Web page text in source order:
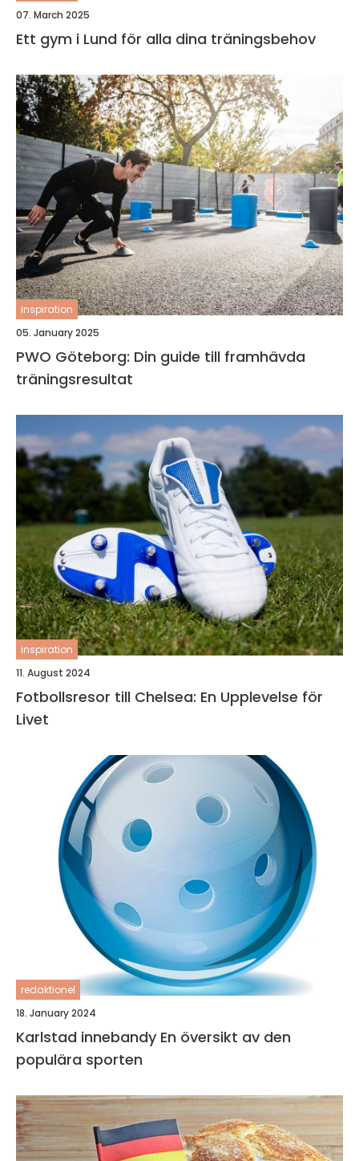
07. March 2025
Ett gym i Lund för alla dina träningsbehov
inspiration
05. January 2025
PWO Göteborg: Din guide till framhävda
träningsresultat
inspiration
11. August 2024
Fotbollsresor till Chelsea: En Upplevelse för
Livet
redaktionel
18. January 2024
Karlstad innebandy En översikt av den
populära sporten